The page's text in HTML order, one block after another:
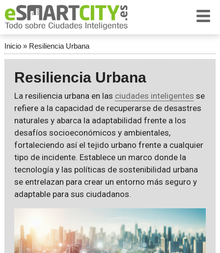
Inicio» Resiliencia Urbana
Resiliencia Urbana
La resiliencia urbana en las ciudades inteligentes se
refiere a la capacidad de recuperarse de desastres
naturales y abarca la adaptabilidad frente a los
desafíos socioeconómicos y ambientales,
fortaleciendo así el tejido urbano frente a cualquier
tipo de incidente. Establece un marco donde la
tecnología y las políticas de sostenibilidad urbana
se entrelazan para crear un entorno más seguro y
adaptable para sus ciudadanos.